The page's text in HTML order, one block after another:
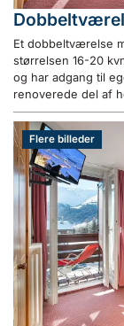
Et dobbeltværelse
størrelsen 16-20
og har adgang til
renoverede del af
Flere billeder